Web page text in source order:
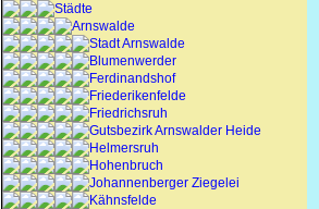
Städte
Arnswalde
Stadt Arnswalde
Blumenwerder
Ferdinandshof
Friederikenfelde
Friedrichsruh
Gutsbezirk Arnswalder Heide
Helmersruh
Hohenbruch
Johannenberger Ziegelei
Kähnsfelde